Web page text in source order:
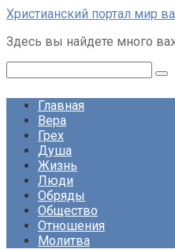
Перейти
контенту
Христианский портал мир
Здесь вы найдете много
Главная
Вера
Грех
Душа
Жизнь
Люди
Обряды
Общество
Отношения
Молитва